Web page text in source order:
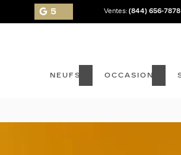
5 Ventes: (844) 656-7878
NEUFS OCCASION